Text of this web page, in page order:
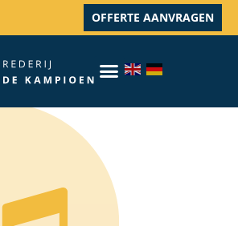
OFFERTE AANVRAGEN